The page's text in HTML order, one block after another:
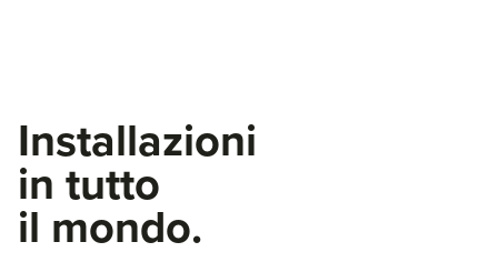
Installazioni
in tutto
il mondo.